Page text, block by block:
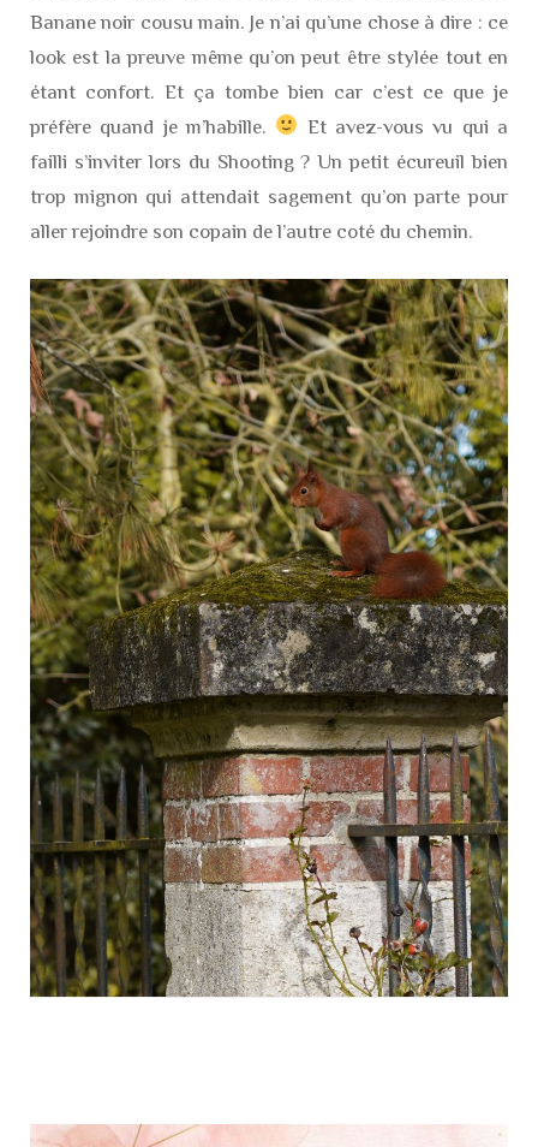
Banane noir cousu main. Je n’ai qu’une chose à dire : ce
look est la preuve même qu’on peut être stylée tout en
étant confort. Et ça tombe bien car c’est ce que je
préfère quand je m’habille.
Et avez-vous vu qui a
failli s’inviter lors du Shooting ? Un petit écureuil bien
trop mignon qui attendait sagement qu’on parte pour
aller rejoindre son copain de l’autre coté du chemin.